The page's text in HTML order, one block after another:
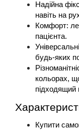
Надійна
навіть на
Комфорт:
пацієнта.
будь-яких
кольорах,
підходящий
Купити